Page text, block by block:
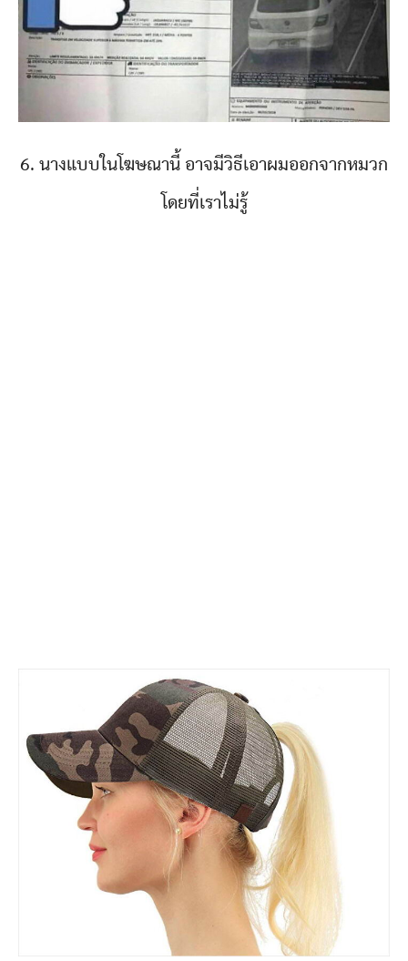
6. นางแบบในโฆษณานี้ อาจมีวิธีเอาผมออกจากหมวก
โดยที่เราไม่รู้